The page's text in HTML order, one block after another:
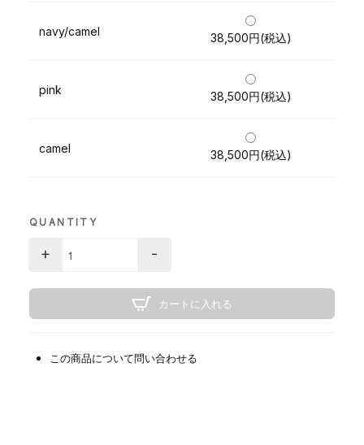
navy/camel 38,500円(税込)
pink 38,500円(税込)
camel 38,500円(税込)
QUANTITY
+ -
カートに入れる
この商品について問い合わせる